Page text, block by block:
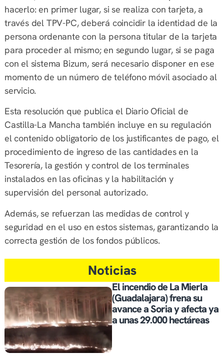
hacerlo: en primer lugar, si se realiza con tarjeta, a
través del TPV-PC, deberá coincidir la identidad de la
persona ordenante con la persona titular de la tarjeta
para proceder al mismo; en segundo lugar, si se paga
con el sistema Bizum, será necesario disponer en ese
momento de un número de teléfono móvil asociado al
servicio.
Esta resolución que publica el Diario Oficial de
Castilla-La Mancha también incluye en su regulación
el contenido obligatorio de los justificantes de pago, el
procedimiento de ingreso de las cantidades en la
Tesorería, la gestión y control de los terminales
instalados en las oficinas y la habilitación y
supervisión del personal autorizado.
Además, se refuerzan las medidas de control y
seguridad en el uso en estos sistemas, garantizando la
correcta gestión de los fondos públicos.
Noticias
El incendio de La Mierla
(Guadalajara) frena su
avance a Soria y afecta ya
a unas 29.000 hectáreas